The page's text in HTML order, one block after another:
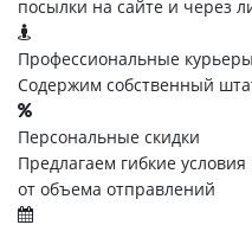
посылки на сайте и через
Профессиональные курьеры
Содержим собственный
Персональные скидки
Предлагаем гибкие
от объема отправлений